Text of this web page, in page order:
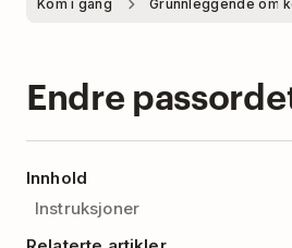
Kom i gang Grunnleggende om
Endre
Innhold
Instruksjoner